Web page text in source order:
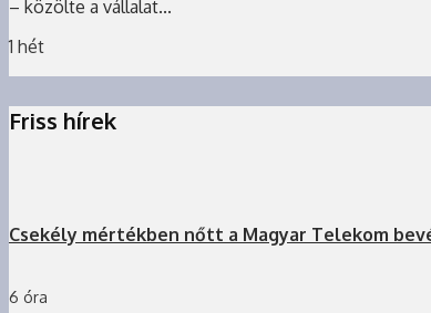
– közölte a vállalat...
1 hét
Friss hírek
Csekély mértékben nőtt a Magyar Telekom
6 óra